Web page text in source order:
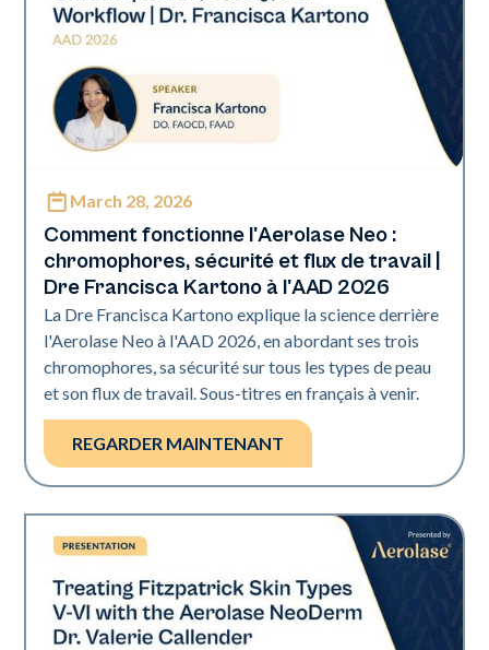
Neo Elite | Présentations
March 28, 2026
Comment fonctionne l'Aerolase Neo :
chromophores, sécurité et flux de travail |
Dre Francisca Kartono à l'AAD 2026
La Dre Francisca Kartono explique la science derrière
l'Aerolase Neo à l'AAD 2026, en abordant ses trois
chromophores, sa sécurité sur tous les types de peau
et son flux de travail. Sous-titres en français à venir.
REGARDER MAINTENANT